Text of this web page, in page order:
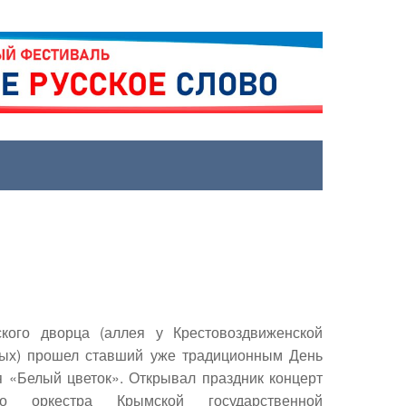
дворца (аллея у Крестовоздвиженской
прошел ставший уже традиционным День
«Белый цветок». Открывал праздник концерт
оркестра Крымской государственной